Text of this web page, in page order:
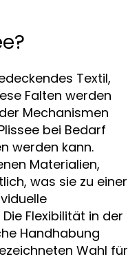
Textil,
Falten werden
Mechanismen
bei Bedarf
werden kann.
Materialien,
was sie zu einer
Flexibilität in der
Handhabung
Wahl für